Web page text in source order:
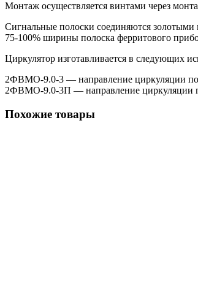
Монтаж осуществляется винтами через
Сигнальные полоски соединяются
75-100% ширины полоска ферритового
Циркулятор изготавливается в следующих
2ФВМO-9.0-3 — направление циркуляции по
2ФВМO-9.0-3П — направление циркуляции
Похожие товары